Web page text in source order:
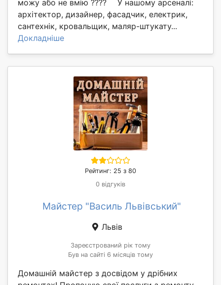
можу або не вмію ???? ⠀ У нашому арсеналі:
архітектор, дизайнер, фасадчик, електрик,
сантехнік, кровальщик, маляр-штукату...
Докладніше
Рейтинг: 25 з 80
0 відгуків
Майстер "Василь Львівський"
Львів
Зареєстрований рік тому
Був на сайті 6 місяців тому
Домашній майстер з досвідом у дрібних